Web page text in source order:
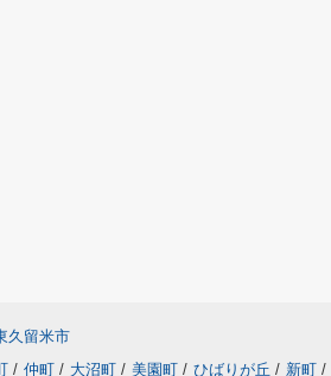
久留米市
/ 仲町 / 大沼町 / 美園町 / ひばりが丘 / 新町 /